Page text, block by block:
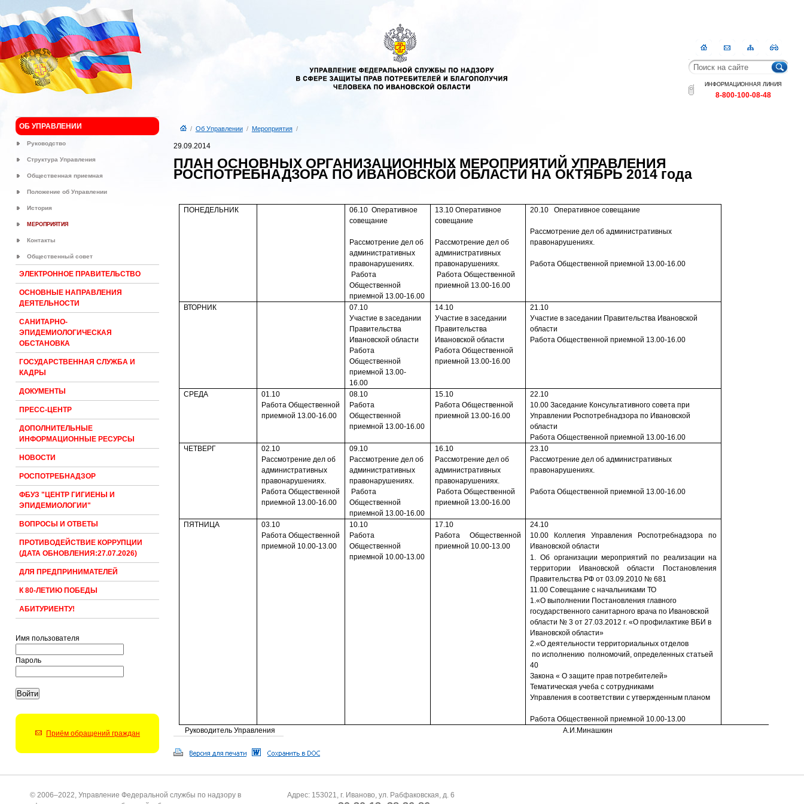
ГлавнаяКонтактыКарта
сайта
RSS
ИНФОРМАЦИОННАЯ ЛИНИЯ
8-800-100-08-48
ОБ УПРАВЛЕНИИ
Руководство
Структура Управления
Общественная приемная
Положение об Управлении
История
МЕРОПРИЯТИЯ
Контакты
Общественный совет
ЭЛЕКТРОННОЕ ПРАВИТЕЛЬСТВО
ОСНОВНЫЕ НАПРАВЛЕНИЯ
ДЕЯТЕЛЬНОСТИ
САНИТАРНО-
ЭПИДЕМИОЛОГИЧЕСКАЯ
ОБСТАНОВКА
ГОСУДАРСТВЕННАЯ СЛУЖБА И
КАДРЫ
ДОКУМЕНТЫ
ПРЕСС-ЦЕНТР
ДОПОЛНИТЕЛЬНЫЕ
ИНФОРМАЦИОННЫЕ РЕСУРСЫ
НОВОСТИ
РОСПОТРЕБНАДЗОР
ФБУЗ "ЦЕНТР ГИГИЕНЫ И
ЭПИДЕМИОЛОГИИ"
ВОПРОСЫ И ОТВЕТЫ
ПРОТИВОДЕЙСТВИЕ КОРРУПЦИИ
(ДАТА ОБНОВЛЕНИЯ:27.07.2026)
ДЛЯ ПРЕДПРИНИМАТЕЛЕЙ
К 80-ЛЕТИЮ ПОБЕДЫ
АБИТУРИЕНТУ!
Имя пользователя
Пароль
Приём обращений граждан
/ Об Управлении/ Мероприятия/
29.09.2014
ПЛАН ОСНОВНЫХ ОРГАНИЗАЦИОННЫХ МЕРОПРИЯТИЙ УПРАВЛЕНИЯ
РОСПОТРЕБНАДЗОРА ПО ИВАНОВСКОЙ ОБЛАСТИ НА ОКТЯБРЬ 2014 года
ПОНЕДЕЛЬНИК 06.10 Оперативное
совещание
Рассмотрение дел об
админист­ративных
правонарушениях.
Работа
Общественной
прием­ной 13.00-16.00
13.10 Оперативное
совещание
Рассмотрение дел об
админист­ративных
правонарушениях.
Работа Общественной
прием­ной 13.00-16.00
20.10 Оперативное совещание
Рассмотрение дел об админист­ративных
правонарушениях.
Работа Общественной прием­ной 13.00-16.00
ВТОРНИК
07.10
Участие в заседании
Прави­тельства
Ивановской области
Работа
Общественной
прием­ной 13.00-
16.00
14.10
Участие в заседании
Прави­тельства
Ивановской области
Работа Общественной
прием­ной 13.00-16.00
21.10
Участие в заседании Прави­тельства Ивановской
области
Работа Общественной прием­ной 13.00-16.00
СРЕДА
01.10
Работа Общественной
прием­ной 13.00-16.00
08.10
Работа
Общественной
прием­ной 13.00-16.00
15.10
Работа Общественной
прием­ной 13.00-16.00
22.10
10.00 Заседание Консультативного совета при
Управлении Роспотребнадзора по Ивановской
области
Работа Общественной прием­ной 13.00-16.00
ЧЕТВЕРГ
02.10
Рассмотрение дел об
админист­ративных
правонарушениях.
Работа Общественной
прием­ной 13.00-16.00
09.10
Рассмотрение дел об
админист­ративных
правонарушениях.
Работа
Общественной
прием­ной 13.00-16.00
16.10
Рассмотрение дел об
админист­ративных
правонарушениях.
Работа Общественной
прием­ной 13.00-16.00
23.10
Рассмотрение дел об админист­ративных
правонарушениях.
Работа Общественной прием­ной 13.00-16.00
ПЯТНИЦА
03.10
Работа Общественной
прием­ной 10.00-13.00
10.10
Работа
Общественной
прием­ной 10.00-13.00
17.10
Работа Общественной
прием­ной 10.00-13.00
24.10
10.00 Коллегия Управления Роспотребнадзора по
Иванов­ской области
1.
Об организации мероприятий по реализации на
территории Ивановской области Постановления
Правительства РФ от 03.09.2010 № 681
11.00 Совещание с начальниками ТО
1.«О выполнении Постановления главного
государственного санитарного врача по Ивановской
области № 3 от 27.03.2012 г. «О профилактике ВБИ в
Ивановской области»
2.«О деятельности территориальных отделов
по исполнению полномочий, определенных статьей
40
Закона « О защите прав потребителей»
Тематическая учеба с сотрудниками
Управления в соответствии с утвержденным планом
Работа Общественной прием­ной 10.00-13.00
Руководитель Управления
А.И.Минашкин
© 2006–2022, Управление Федеральной службы по надзору в
Адрес: 153021, г. Иваново, ул. Рабфаковская, д. 6